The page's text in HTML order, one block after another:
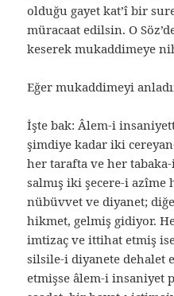
olduğu gayet kat’î bir
müracaat edilsin. O
keserek mukaddimeye
Eğer mukaddimeyi
İşte bak: Âlem-i
şimdiye kadar iki
her tarafta ve her
salmış iki şecere-i
nübüvvet ve diyanet;
hikmet, gelmiş gidiyor.
imtizaç ve ittihat etmiş
silsile-i diyanete dehalet
etmişse âlem-i insaniyet